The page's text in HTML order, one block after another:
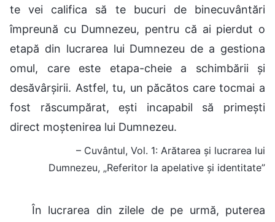
te vei califica să te bucuri de binecuvântări
împreună cu Dumnezeu, pentru că ai pierdut o
etapă din lucrarea lui Dumnezeu de a gestiona
omul, care este etapa-cheie a schimbării și
desăvârșirii. Astfel, tu, un păcătos care tocmai a
fost răscumpărat, ești incapabil să primești
direct moștenirea lui Dumnezeu.
– Cuvântul, Vol. 1: Arătarea și lucrarea lui
Dumnezeu, „Referitor la apelative și identitate”
În lucrarea din zilele de pe urmă, puterea